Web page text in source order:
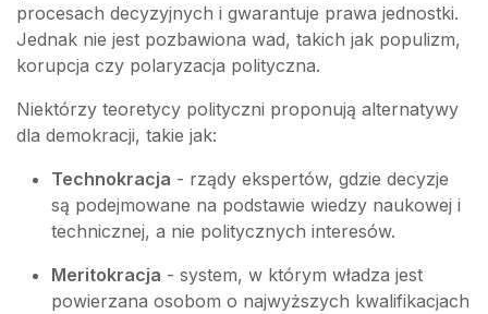
procesach decyzyjnych i gwarantuje prawa jednostki.
Jednak nie jest pozbawiona wad, takich jak populizm,
korupcja czy polaryzacja polityczna.
Niektórzy teoretycy polityczni proponują alternatywy
dla demokracji, takie jak:
Technokracja - rządy ekspertów, gdzie decyzje
są podejmowane na podstawie wiedzy naukowej i
technicznej, a nie politycznych interesów.
Meritokracja - system, w którym władza jest
powierzana osobom o najwyższych kwalifikacjach